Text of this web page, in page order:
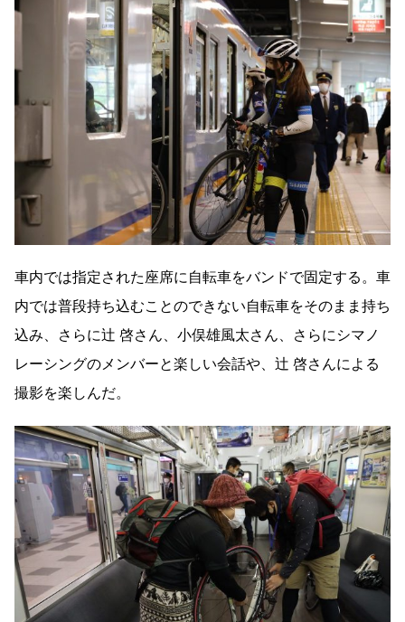
車内では指定された座席に自転車をバンドで固定する。車
内では普段持ち込むことのできない自転車をそのまま持ち
込み、さらに辻 啓さん、小俣雄風太さん、さらにシマノ
レーシングのメンバーと楽しい会話や、辻 啓さんによる
撮影を楽しんだ。